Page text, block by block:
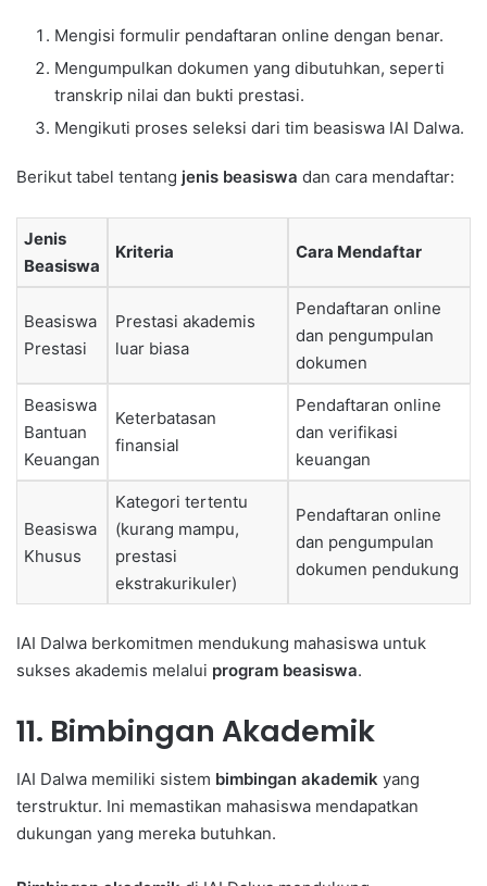
Mengisi formulir pendaftaran online dengan benar.
Mengumpulkan dokumen yang dibutuhkan, seperti
transkrip nilai dan bukti prestasi.
Mengikuti proses seleksi dari tim beasiswa IAI Dalwa.
Berikut tabel tentang jenis beasiswa dan cara mendaftar:
Jenis
Beasiswa
Kriteria Cara Mendaftar
Beasiswa
Prestasi
Prestasi akademis
luar biasa
Pendaftaran online
dan pengumpulan
dokumen
Beasiswa
Bantuan
Keuangan
Keterbatasan
finansial
Pendaftaran online
dan verifikasi
keuangan
Beasiswa
Khusus
Kategori tertentu
(kurang mampu,
prestasi
ekstrakurikuler)
Pendaftaran online
dan pengumpulan
dokumen pendukung
IAI Dalwa berkomitmen mendukung mahasiswa untuk
sukses akademis melalui program beasiswa.
11. Bimbingan Akademik
IAI Dalwa memiliki sistem bimbingan akademik yang
terstruktur. Ini memastikan mahasiswa mendapatkan
dukungan yang mereka butuhkan.